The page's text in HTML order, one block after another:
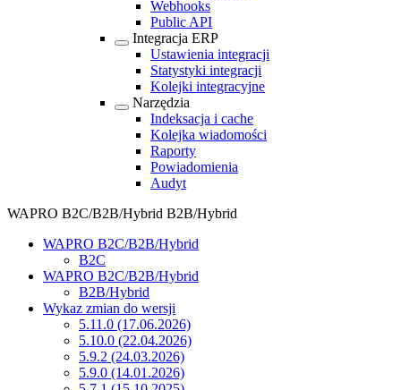
Webhooks
Public API
Integracja ERP
Ustawienia integracji
Statystyki integracji
Kolejki integracyjne
Narzędzia
Indeksacja i cache
Kolejka wiadomości
Raporty
Powiadomienia
Audyt
WAPRO B2C/B2B/Hybrid B2B/Hybrid
WAPRO B2C/B2B/Hybrid
B2C
WAPRO B2C/B2B/Hybrid
B2B/Hybrid
Wykaz zmian do wersji
5.11.0 (17.06.2026)
5.10.0 (22.04.2026)
5.9.2 (24.03.2026)
5.9.0 (14.01.2026)